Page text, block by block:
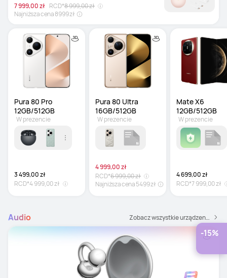
-15%
7 999,00 zł RCD*8 999,00 zł
Najniższa cena 8999 zł
Pura 80 Pro
12GB/512GB
3 499,00 zł
RCD*4 999,00 zł
W prezencie
Pura 80 Ultra
16GB/512GB
4 999,00 zł
RCD*6 999,00 zł
Najniższa cena 5499 zł
W prezencie
Mate X6
12GB/512GB
4 699,00 zł
RCD*7 999,00 zł
W prezencie
Audio Zobacz wszystkie urządzenia audio